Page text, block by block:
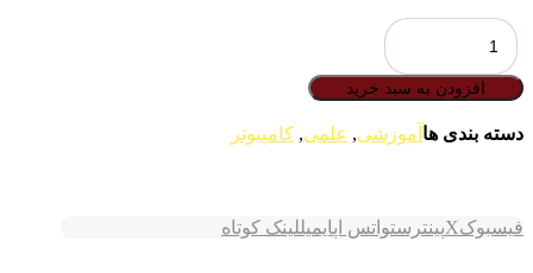
مبانی
شبکه
(برای
دانشجویان
و
افزودن به سبد خرید
دسته بندی ها آموزشی, علمی, کامپیوتر
فیسبوکXپینترستواتس اپایمیللینک کوتاه